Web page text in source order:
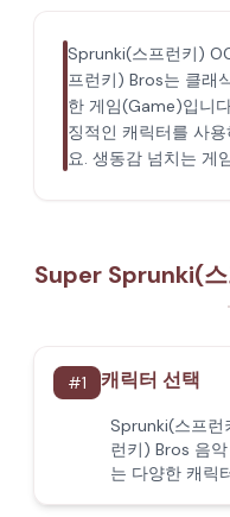
Sprunki(스프런키)
프런키) Bros는 클래
한 게임(Game)입니
징적인 캐릭터를 사
요. 생동감 넘치는 게
Super Sprunki(
#1 캐릭터 선택
Sprunki(스프
런키) Bros 음
는 다양한 캐릭